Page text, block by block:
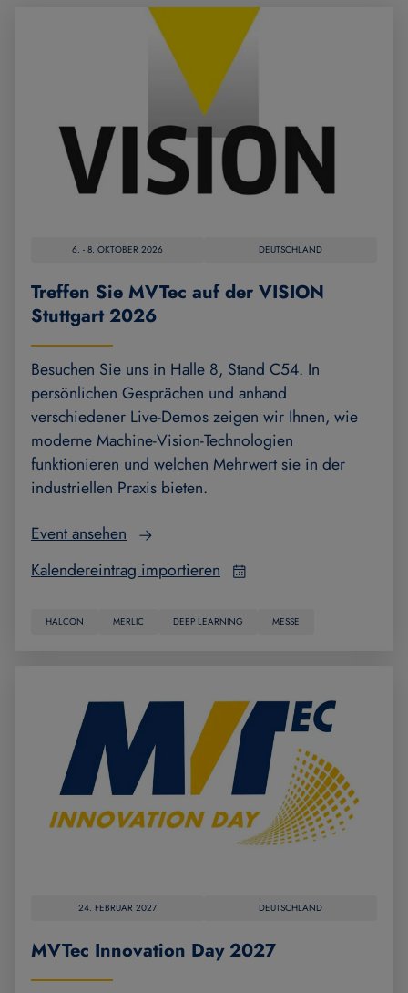
6. - 8. OKTOBER 2026 DEUTSCHLAND
Treffen Sie MVTec auf der VISION
Stuttgart 2026
Besuchen Sie uns in Halle 8, Stand C54. In
persönlichen Gesprächen und anhand
verschiedener Live-Demos zeigen wir Ihnen, wie
moderne Machine-Vision-Technologien
funktionieren und welchen Mehrwert sie in der
industriellen Praxis bieten.
Event ansehen
Kalendereintrag importieren
HALCON MERLIC DEEP LEARNING MESSE
24. FEBRUAR 2027 DEUTSCHLAND
MVTec Innovation Day 2027